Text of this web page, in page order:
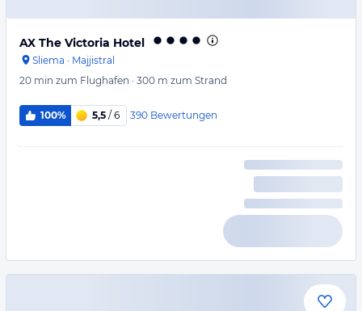
AX The Victoria Hotel
Sliema · Majjistral
20 min zum Flughafen · 300 m zum Strand
100% 5,5 / 6 390 Bewertungen